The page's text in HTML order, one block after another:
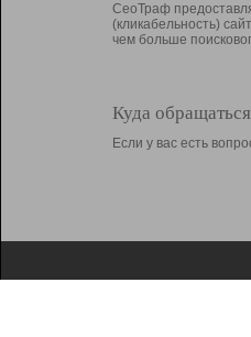
СеоТраф
(кликабельность)
чем больше
Куда
Если у вас есть